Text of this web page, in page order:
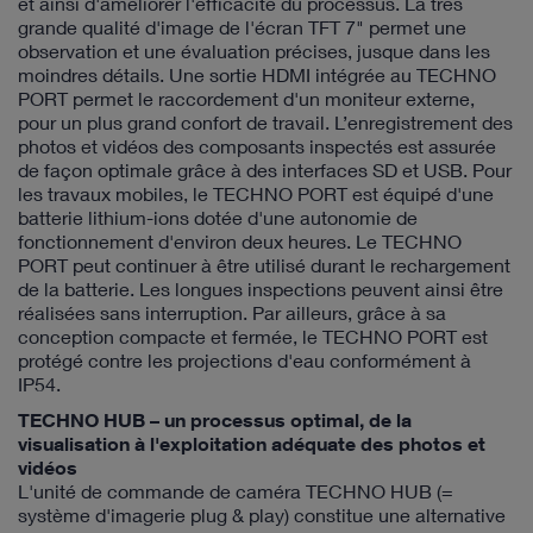
grande qualité d'image de l'écran TFT 7" permet une
observation et une évaluation précises, jusque dans les
moindres détails. Une sortie HDMI intégrée au TECHNO
PORT permet le raccordement d'un moniteur externe,
pour un plus grand confort de travail. L’enregistrement des
photos et vidéos des composants inspectés est assurée
de façon optimale grâce à des interfaces SD et USB. Pour
les travaux mobiles, le TECHNO PORT est équipé d'une
batterie lithium-ions dotée d'une autonomie de
fonctionnement d'environ deux heures. Le TECHNO
PORT peut continuer à être utilisé durant le rechargement
de la batterie. Les longues inspections peuvent ainsi être
réalisées sans interruption. Par ailleurs, grâce à sa
conception compacte et fermée, le TECHNO PORT est
protégé contre les projections d'eau conformément à
IP54.
TECHNO HUB – un processus optimal, de la
visualisation à l'exploitation adéquate des photos et
vidéos
L'unité de commande de caméra TECHNO HUB (=
système d'imagerie plug & play) constitue une alternative